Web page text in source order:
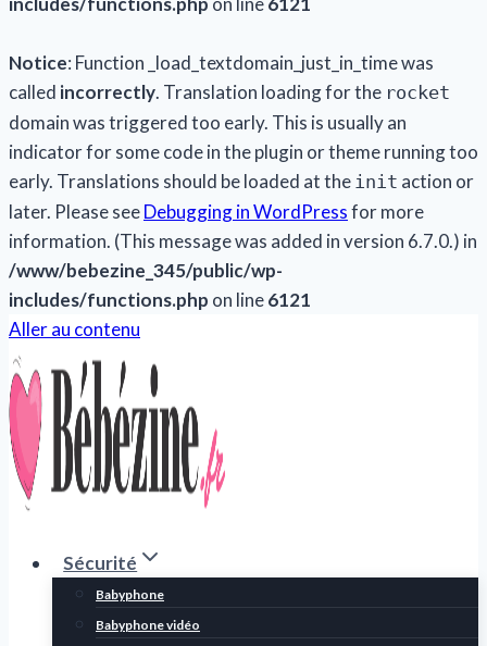
Notice: Function _load_textdomain_just_in_time was
called incorrectly. Translation loading for the rocket
domain was triggered too early. This is usually an
indicator for some code in the plugin or theme running too
early. Translations should be loaded at the init action or
later. Please seeDebugging in WordPressfor more
information. (This message was added in version 6.7.0.) in
/www/bebezine_345/public/wp-
includes/functions.php on line6121
Aller au contenu
Sécurité
Babyphone
Babyphone vidéo